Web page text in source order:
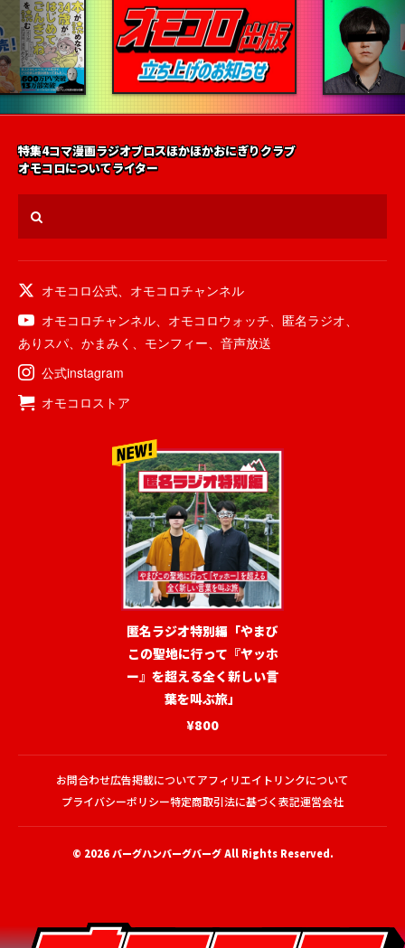
特集4コマ漫画ラジオブロスほかほかおにぎりクラブ
オモコロについてライター
オモコロ公式
オモコロチャンネル
オモコロチャンネル
オモコロウォッチ 匿名ラジオ
ありスパ
かまみく モンフィー
音声放送
公式instagram
オモコロストア
匿名ラジオ特別編「やまび
この聖地に行って『ヤッホ
ー』を超える全く新しい言
葉を叫ぶ旅」
¥800
お問合わせ広告掲載についてアフィリエイトリンクについて
プライバシーポリシー特定商取引法に基づく表記運営会社
© 2026バーグハンバーグバーグAll Rights Reserved.